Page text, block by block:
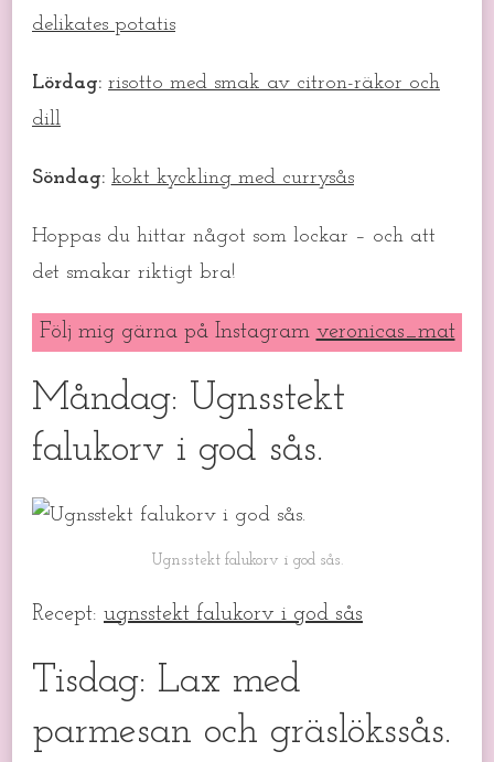
delikates potatis
Lördag: risotto med smak av citron-räkor och
dill
Söndag: kokt kyckling med currysås
Hoppas du hittar något som lockar – och att
det smakar riktigt bra!
Följ mig gärna på Instagram veronicas_mat
Måndag: Ugnsstekt
falukorv i god sås.
Ugnsstekt falukorv i god sås.
Recept: ugnsstekt falukorv i god sås
Tisdag: Lax med
parmesan och gräslökssås.